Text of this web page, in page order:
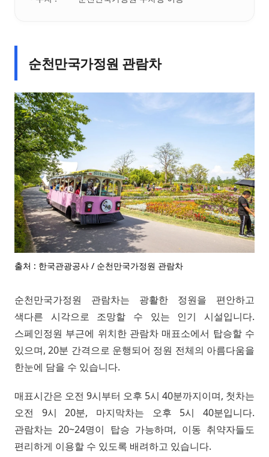
순천만국가정원 관람차
출처 : 한국관광공사 / 순천만국가정원 관람차
순천만국가정원 관람차는 광활한 정원을 편안하고
색다른 시각으로 조망할 수 있는 인기 시설입니다.
스페인정원 부근에 위치한 관람차 매표소에서 탑승할 수
있으며, 20분 간격으로 운행되어 정원 전체의 아름다움을
한눈에 담을 수 있습니다.
매표시간은 오전 9시부터 오후 5시 40분까지이며, 첫차는
오전 9시 20분, 마지막차는 오후 5시 40분입니다.
관람차는 20~24명이 탑승 가능하며, 이동 취약자들도
편리하게 이용할 수 있도록 배려하고 있습니다.